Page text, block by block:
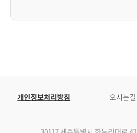
개인정보처리방침 오시는길